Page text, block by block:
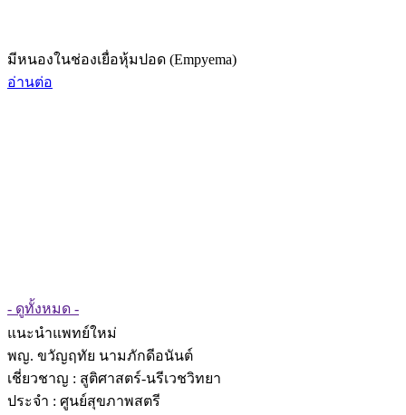
มีหนองในช่องเยื่อหุ้มปอด (Empyema)
อ่านต่อ
- ดูทั้งหมด -
แนะนำแพทย์ใหม่
พญ. ขวัญฤทัย นามภักดีอนันต์
เชี่ยวชาญ : สูติศาสตร์-นรีเวชวิทยา
ประจำ : ศูนย์สุขภาพสตรี